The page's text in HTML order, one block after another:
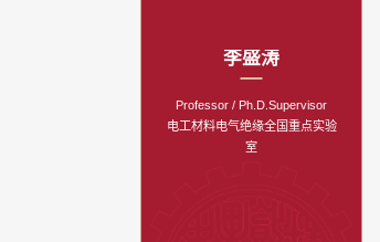
李盛涛
Professor / Ph.D.Supervisor
电工材料电气绝缘全国重点实验
室